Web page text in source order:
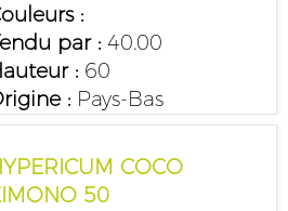
:
par :40.00
:60
:Pays-Bas
COCO
50